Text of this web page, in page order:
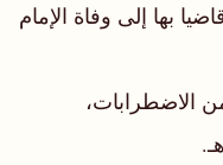
وبقي قاضيا بها إلى وفاة الإمام
الاضطرابات،